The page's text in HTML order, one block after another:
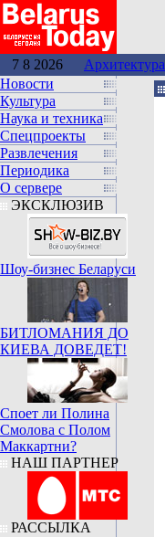
7 8 2026 Архитектура
Новости
Культура
Наука и техника
Спецпроекты
Развлечения
Периодика
О сервере
ЭКСКЛЮЗИВ
Шоу-бизнес Беларуси
БИТЛОМАНИЯ ДО
КИЕВА ДОВЕДЕТ!
Споет ли Полина
Смолова с Полом
Маккартни?
НАШ ПАРТНЕР
РАССЫЛКА